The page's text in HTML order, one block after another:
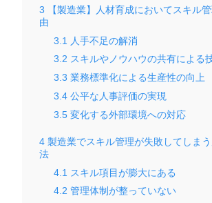
3 【製造業】人材育成においてスキル
由
3.1
人手不足の解消
3.2 スキルやノウハウの共有による
3.3 業務標準化による生産性の向上
3.4 公平な人事評価の実現
3.5 変化する外部環境への対応
4 製造業でスキル管理が失敗してしま
法
4.1 スキル項目が膨大にある
4.2 管理体制が整っていない